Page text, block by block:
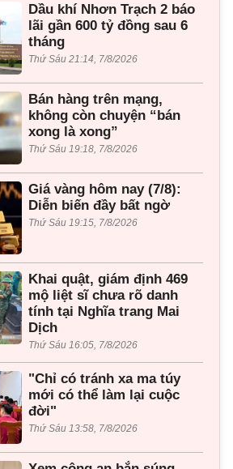
Dầu khí Nhơn Trạch 2 báo
lãi gần 600 tỷ đồng sau 6
tháng
Thứ Sáu 21:14, 7/8/2026
Bán hàng trên mạng,
không còn chuyện “bán
xong là xong”
Thứ Sáu 19:18, 7/8/2026
Giá vàng hôm nay (7/8):
Diễn biến đầy bất ngờ
Thứ Sáu 19:15, 7/8/2026
Khai quật, giám định 469
mộ liệt sĩ chưa rõ danh
tính tại Nghĩa trang Mai
Dịch
Thứ Sáu 16:05, 7/8/2026
"Chỉ có tránh xa ma túy
mới có thể làm lại cuộc
đời"
Thứ Sáu 13:58, 7/8/2026